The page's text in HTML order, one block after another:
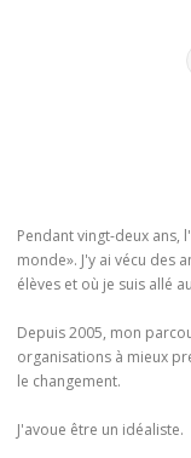
Pendant vingt-deux ans,
monde». J'y ai vécu des
élèves et où je suis allé
Depuis 2005, mon
organisations à mieux
le changement.
J'avoue être un idéaliste.